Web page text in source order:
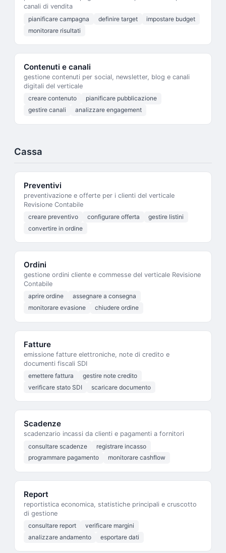
canali di vendita
pianificare campagna
definire target
impostare budget
monitorare risultati
Contenuti e canali
gestione contenuti per social, newsletter, blog e canali
digitali del verticale
creare contenuto
pianificare pubblicazione
gestire canali
analizzare engagement
Cassa
Preventivi
preventivazione e offerte per i clienti del verticale
Revisione Contabile
creare preventivo
configurare offerta
gestire listini
convertire in ordine
Ordini
gestione ordini cliente e commesse del verticale Revisione
Contabile
aprire ordine
assegnare a consegna
monitorare evasione
chiudere ordine
Fatture
emissione fatture elettroniche, note di credito e
documenti fiscali SDI
emettere fattura
gestire note credito
verificare stato SDI
scaricare documento
Scadenze
scadenzario incassi da clienti e pagamenti a fornitori
consultare scadenze
registrare incasso
programmare pagamento
monitorare cashflow
Report
reportistica economica, statistiche principali e cruscotto
di gestione
consultare report
verificare margini
analizzare andamento
esportare dati